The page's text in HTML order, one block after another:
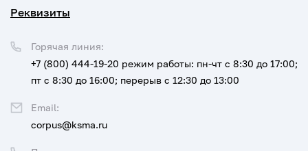
Реквизиты
Горячая линия:
+7 (800) 444-19-20 режим работы: пн-чт с 8:30 до 17:00;
пт с 8:30 до 16:00; перерыв с 12:30 до 13:00
Email:
corpus@ksma.ru